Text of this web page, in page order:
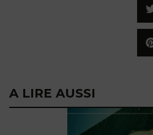
A LIRE AUSSI